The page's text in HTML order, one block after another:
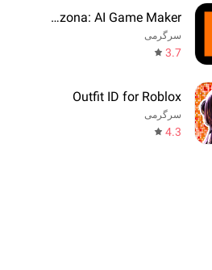
Rezona: AI Game Maker
سرگرمی
3.7
Outfit ID for Roblox
سرگرمی
4.3